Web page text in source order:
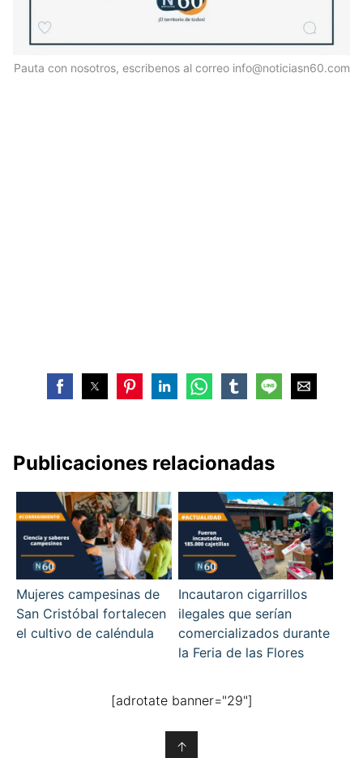
Pauta con nosotros, escribenos al correo info@noticiasn60.com
Publicaciones relacionadas
Mujeres campesinas de
San Cristóbal fortalecen
el cultivo de caléndula
Incautaron cigarrillos
ilegales que serían
comercializados durante
la Feria de las Flores
[adrotate banner="29"]
↑